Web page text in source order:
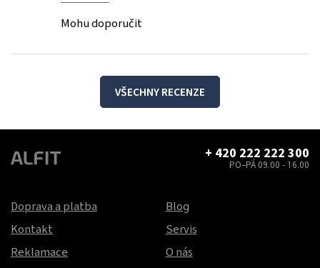
Mohu doporučit
VŠECHNY RECENZE
+ 420 222 222 300
PO–PÁ 09.00 - 16.00
Doprava a platba
Kontakt
Reklamace
Blog
Servis
O nás